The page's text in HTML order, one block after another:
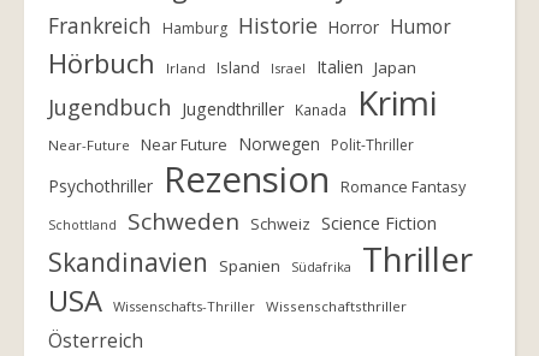
Frankreich Hamburg Historie Horror Humor
Hörbuch Irland Island Israel Italien Japan
Jugendbuch Jugendthriller Kanada Krimi
Near-Future Near Future Norwegen Polit-Thriller
Psychothriller Rezension Romance Fantasy
Schottland Schweden Schweiz Science Fiction
Skandinavien Spanien Südafrika Thriller
USA Wissenschafts-Thriller Wissenschaftsthriller
Österreich